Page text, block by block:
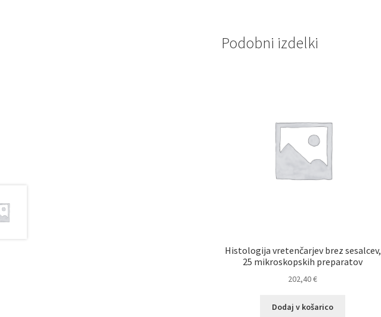
Podobni izdelki
Histologija vretenčarjev brez sesalcev,
25 mikroskopskih preparatov
202,40€
Dodaj v košarico